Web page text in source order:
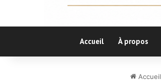
Accueil À propos
Accueil